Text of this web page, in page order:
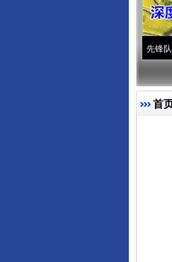
永葆“两个先锋队”本色·[视
首